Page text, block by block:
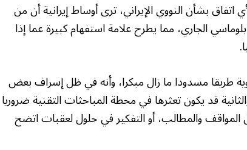
بشأن النووي الإيراني، ترى أوساط إيرانية أن من
الجاري، مما یطرح علامة استفهام كبيرة عما إذا
طريقا مسدودا ما زال مبكرا، وأنه في ظل إسراف بعض
قد يكون تعثرها في محطة المباحثات التقنية ضروريا
المواقف والمطالب، أو التفكير في حلول لعقبات اتضح